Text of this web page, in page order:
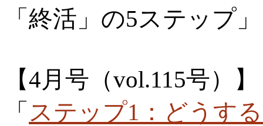
「終活」の5ステップ
【4月号（vol.115号）】
「 ステップ1：どうす